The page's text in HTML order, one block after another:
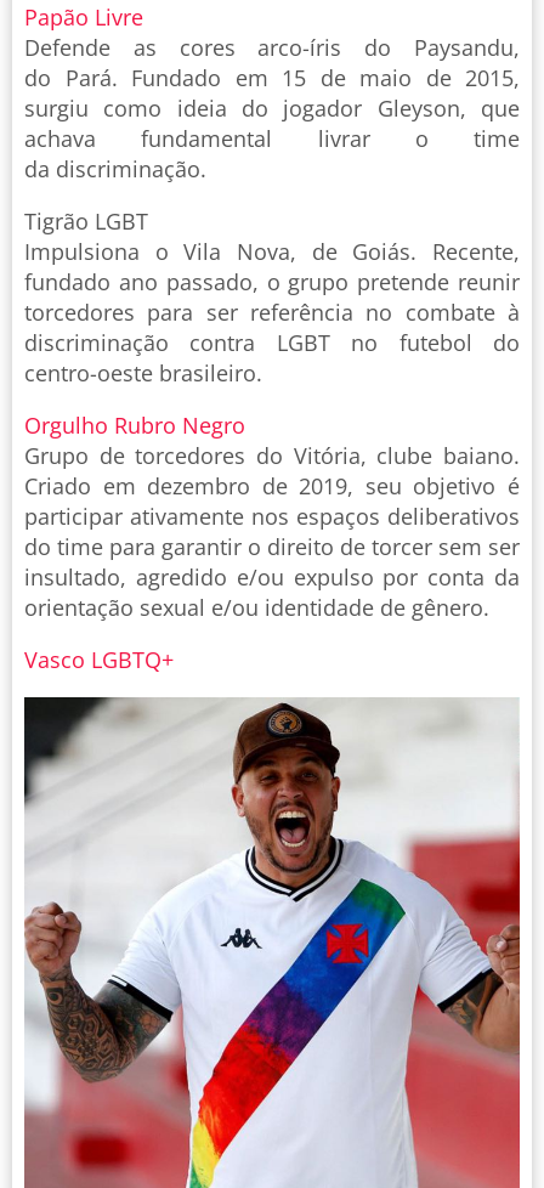
Papão Livre
Defende as cores arco-íris do Paysandu,
do Pará. Fundado em 15 de maio de 2015,
surgiu como ideia do jogador Gleyson, que
achava fundamental livrar o time
da discriminação.
Tigrão LGBT
Impulsiona o Vila Nova, de Goiás. Recente,
fundado ano passado, o grupo pretende reunir
torcedores para ser referência no combate à
discriminação contra LGBT no futebol do
centro-oeste brasileiro.
Orgulho Rubro Negro
Grupo de torcedores do Vitória, clube baiano.
Criado em dezembro de 2019, seu objetivo é
participar ativamente nos espaços deliberativos
do time para garantir o direito de torcer sem ser
insultado, agredido e/ou expulso por conta da
orientação sexual e/ou identidade de gênero.
Vasco LGBTQ+